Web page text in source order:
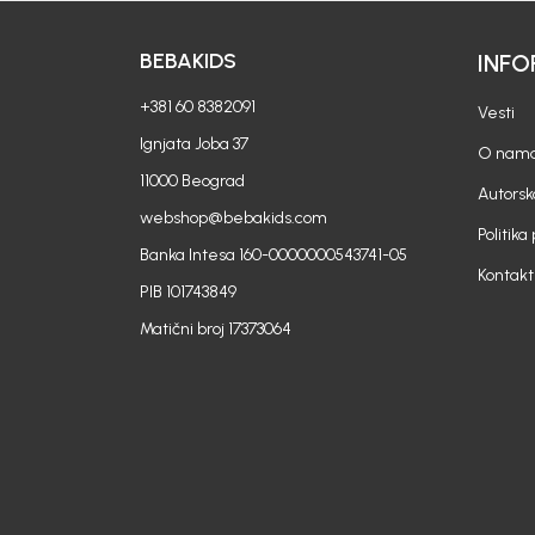
BEBAKIDS
+381 60 8382091
Ignjata Joba 37
11000 Beograd
webshop@bebakids.com
Banka Intesa 160-0000000543741-05
PIB 101743849
Matični broj 17373064
Vesti
O
Politika
Kontakt